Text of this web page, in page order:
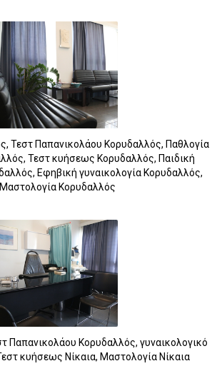
Τεστ Παπανικολάου Κορυδαλλός, Παθλογία
Τεστ κυήσεως Κορυδαλλός, Παιδική
Εφηβική γυναικολογία Κορυδαλλός,
Μαστολογία Κορυδαλλός
Παπανικολάου Κορυδαλλός, γυναικολογικό
κυήσεως Νίκαια, Μαστολογία Νίκαια